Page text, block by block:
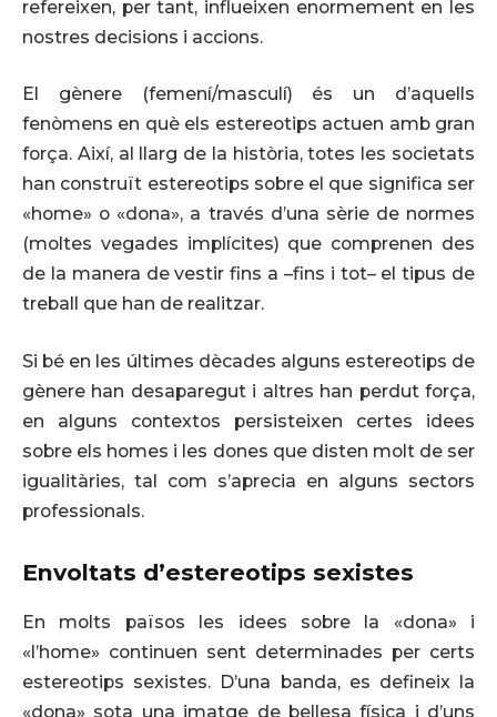
refereixen, per tant, influeixen enormement en les
nostres decisions i accions.
El gènere (femení/masculí) és un d’aquells
fenòmens en què els estereotips actuen amb gran
força. Així, al llarg de la història, totes les societats
han construït estereotips sobre el que significa ser
«home» o «dona», a través d’una sèrie de normes
(moltes vegades implícites) que comprenen des
de la manera de vestir fins a –fins i tot– el tipus de
treball que han de realitzar.
Si bé en les últimes dècades alguns estereotips de
gènere han desaparegut i altres han perdut força,
en alguns contextos persisteixen certes idees
sobre els homes i les dones que disten molt de ser
igualitàries, tal com s’aprecia en alguns sectors
professionals.
Envoltats d’estereotips sexistes
En molts països les idees sobre la «dona» i
«l’home» continuen sent determinades per certs
estereotips sexistes. D’una banda, es defineix la
«dona» sota una imatge de bellesa física i d’uns